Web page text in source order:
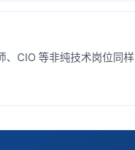
、CIO 等非纯技术岗位同样